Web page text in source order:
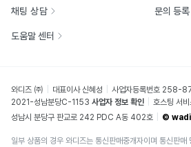
채팅 상담 문의 등록
도움말 센터
와디즈 ㈜ 대표이사 신혜성 사업자등록번호 258-
2021-성남분당C-1153 사업자 정보 확인 호스팅 서
성남시 분당구 판교로 242 PDC A동 402호
©
일부 상품의 경우 와디즈는 통신판매중개자이며 통신판매